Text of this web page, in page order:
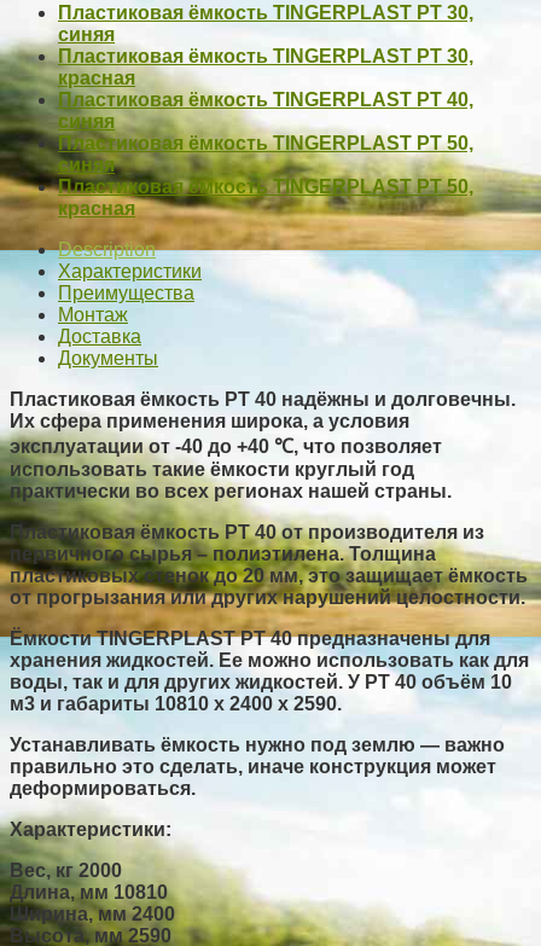
Пластиковая ёмкость TINGERPLAST PT 30,
синяя
Пластиковая ёмкость TINGERPLAST PT 30,
красная
Пластиковая ёмкость TINGERPLAST PT 40,
синяя
Пластиковая ёмкость TINGERPLAST PT 50,
синяя
Пластиковая ёмкость TINGERPLAST PT 50,
красная
Description
Характеристики
Преимущества
Монтаж
Доставка
Документы
Пластиковая ёмкость РТ 40 надёжны и долговечны.
Их сфера применения широка, а условия
эксплуатации от -40 до +40 ℃, что позволяет
использовать такие ёмкости круглый год
практически во всех регионах нашей страны.
Пластиковая ёмкость РТ 40 от производителя из
первичного сырья – полиэтилена. Толщина
пластиковых стенок до 20 мм, это защищает ёмкость
от прогрызания или других нарушений целостности.
Ёмкости TINGERPLAST PT 40 предназначены для
хранения жидкостей. Ее можно использовать как для
воды, так и для других жидкостей. У PT 40 объём 10
м3 и габариты 10810 x 2400 x 2590.
Устанавливать ёмкость нужно под землю — важно
правильно это сделать, иначе конструкция может
деформироваться.
Характеристики:
Вес, кг2000
Длина, мм10810
Ширина, мм2400
Высота, мм2590